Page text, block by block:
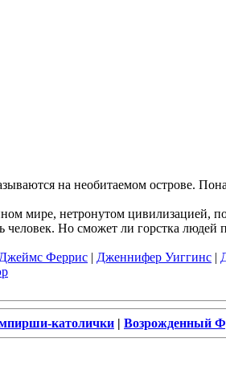
на необитаемом острове.
мире, нетронутом цивилизацией,
Но сможет ли горстка людей
Джеймс Феррис | Дженнифер Уиггинс |
католички | Возрожденный